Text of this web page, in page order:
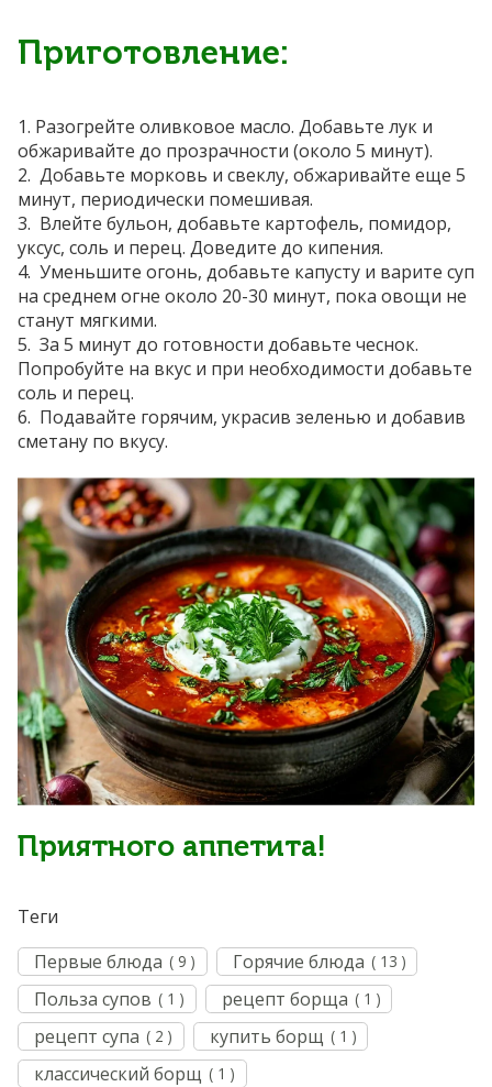
Приготовление:
1. Разогрейте оливковое масло. Добавьте лук и
обжаривайте до прозрачности (около 5 минут).
2. Добавьте морковь и свеклу, обжаривайте еще 5
минут, периодически помешивая.
3. Влейте бульон, добавьте картофель, помидор,
уксус, соль и перец. Доведите до кипения.
4. Уменьшите огонь, добавьте капусту и варите суп
на среднем огне около 20-30 минут, пока овощи не
станут мягкими.
5. За 5 минут до готовности добавьте чеснок.
Попробуйте на вкус и при необходимости добавьте
соль и перец.
6. Подавайте горячим, украсив зеленью и добавив
сметану по вкусу.
Приятного аппетита!
Теги
Первые блюда ( 9 ) Горячие блюда ( 13 )
Польза супов ( 1 ) рецепт борща ( 1 )
рецепт супа ( 2 ) купить борщ ( 1 )
классический борщ ( 1 )